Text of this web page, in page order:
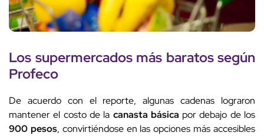
Los supermercados más baratossegún
Profeco
De acuerdo con el reporte, algunas cadenas lograron
mantener el costo de la canasta básica por debajo de los
900 pesos, convirtiéndose en las opciones más accesibles